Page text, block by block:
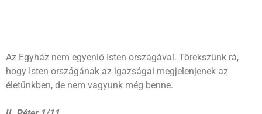
Az Egyház nem egyenlő Isten országával. Törekszünk rá,
hogy Isten országának az igazságai megjelenjenek az
életünkben, de nem vagyunk még benne.